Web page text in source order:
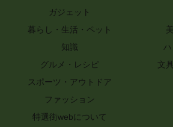
ガジェット
暮らし・生活・ペット
知識
グルメ・レシピ
文
スポーツ・アウトドア
ファッション
特選街webについて